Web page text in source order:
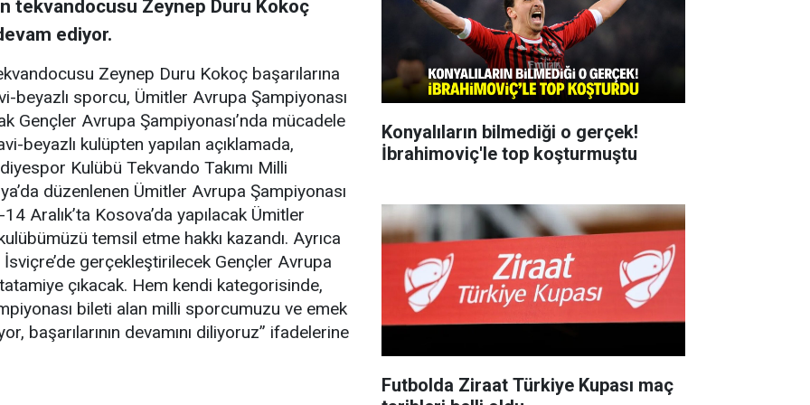
tekvandocusu Zeynep Duru Kokoç
ediyor.
Zeynep Duru Kokoç başarılarına
beyazlı sporcu, Ümitler Avrupa Şampiyonası
Gençler Avrupa Şampiyonası’nda mücadele
beyazlı kulüpten yapılan açıklamada,
Kulübü Tekvando Takımı Milli
düzenlenen Ümitler Avrupa Şampiyonası
Aralık’ta Kosova’da yapılacak Ümitler
temsil etme hakkı kazandı. Ayrıca
gerçekleştirilecek Gençler Avrupa
çıkacak. Hem kendi kategorisinde,
bileti alan milli sporcumuzu ve emek
başarılarının devamını diliyoruz” ifadelerine
Konyalıların bilmediği o gerçek!
İbrahimoviç'le top koşturmuştu
Futbolda Ziraat Türkiye Kupası maç